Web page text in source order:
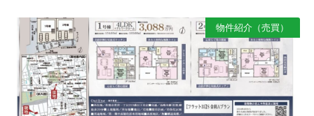
物件紹介（売買）